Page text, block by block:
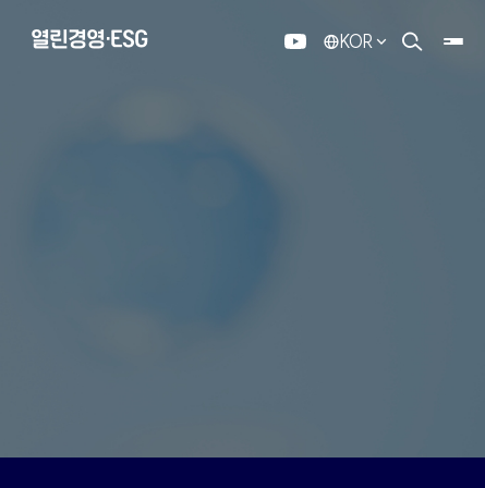
유튜브
KOR
검색 열기
열린경영·ESG